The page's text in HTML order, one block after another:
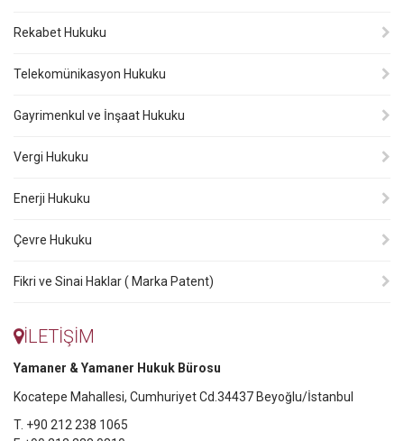
Rekabet Hukuku
Telekomünikasyon Hukuku
Gayrimenkul ve İnşaat Hukuku
Vergi Hukuku
Enerji Hukuku
Çevre Hukuku
Fikri ve Sinai Haklar ( Marka Patent)
İLETİŞİM
Yamaner & Yamaner Hukuk Bürosu
Kocatepe Mahallesi, Cumhuriyet Cd.34437 Beyoğlu/İstanbul
T. +90 212 238 1065